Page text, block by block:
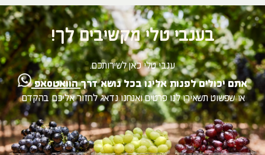
בענבי טלי מקשיבים לך!
ענבי טלי כאן לשירותכם.
אתם יכולים לפנות אלינו בכל נושא דרךהוואטסאפ
או שפשוט תשאירו לנו פרטים ואנחנו נדאג לחזור אליכם בהקדם.